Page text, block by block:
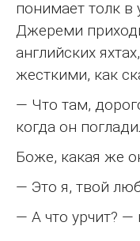
понимает толк в
Джереми
английских
жесткими, как
— Что там,
когда он
Боже, какая же
— Это я, твой
— А что урчит? —